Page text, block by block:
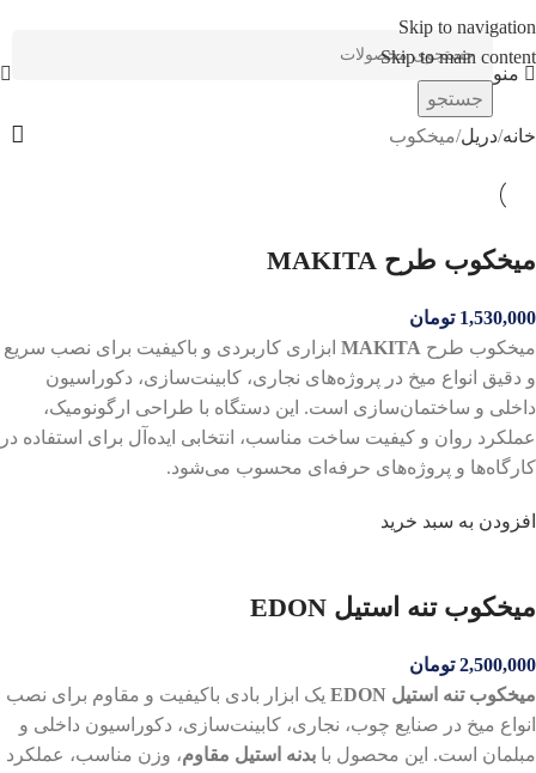
Skip to navigation
Skip to main content
منو
جستجو
خانه دریل میخکوب
میخکوب طرح MAKITA
1,530,000 تومان
میخکوب طرح MAKITA ابزاری کاربردی و باکیفیت برای نصب سریع
و دقیق انواع میخ در پروژه‌های نجاری، کابینت‌سازی، دکوراسیون
داخلی و ساختمان‌سازی است. این دستگاه با طراحی ارگونومیک،
عملکرد روان و کیفیت ساخت مناسب، انتخابی ایده‌آل برای استفاده در
کارگاه‌ها و پروژه‌های حرفه‌ای محسوب می‌شود.
افزودن به سبد خرید
میخکوب تنه استیل EDON
2,500,000 تومان
میخکوب تنه استیل EDON
یک ابزار بادی باکیفیت و مقاوم برای نصب
انواع میخ در صنایع چوب، نجاری، کابینت‌سازی، دکوراسیون داخلی و
مبلمان است. این محصول با بدنه استیل مقاوم، وزن مناسب، عملکرد